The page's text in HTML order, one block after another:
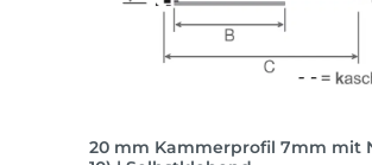
20 mm Kammerprofil 7mm mit